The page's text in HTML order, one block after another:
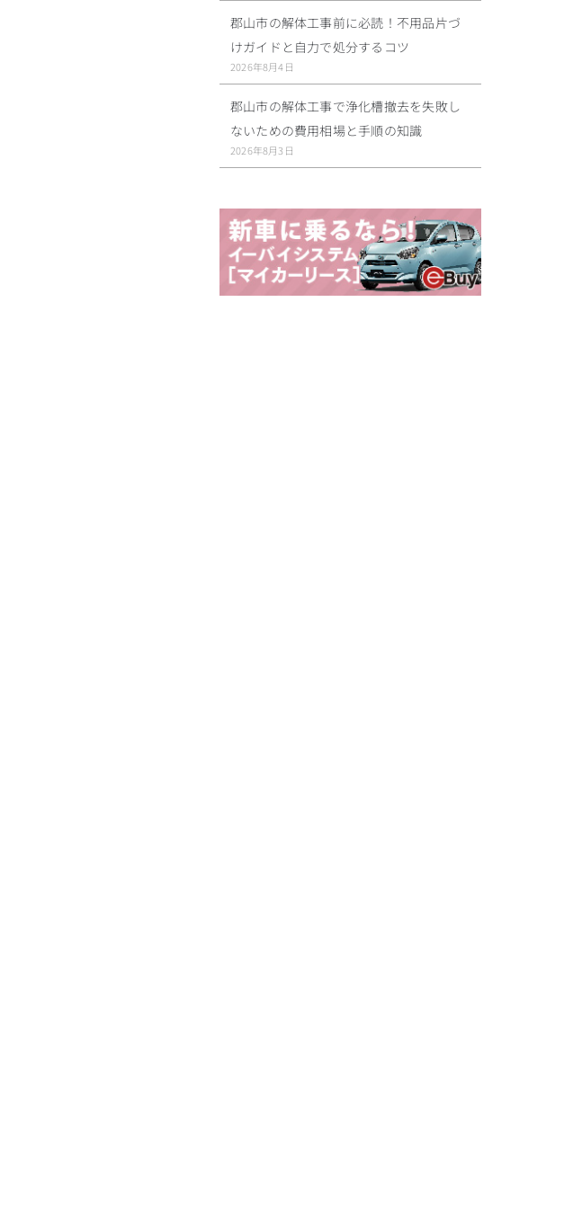
郡山市の解体工事前に必読！不用品片づ
けガイドと自力で処分するコツ
2026年8月4日
郡山市の解体工事で浄化槽撤去を失敗し
ないための費用相場と手順の知識
2026年8月3日